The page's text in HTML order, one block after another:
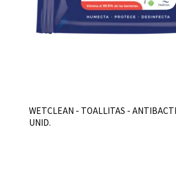
WETCLEAN - TOALLITAS -
UNID.